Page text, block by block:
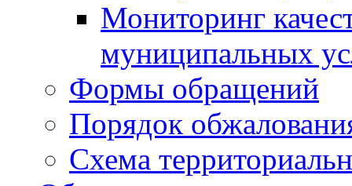
Мониторинг
муниципальных
Формы обращений
Порядок
Схема